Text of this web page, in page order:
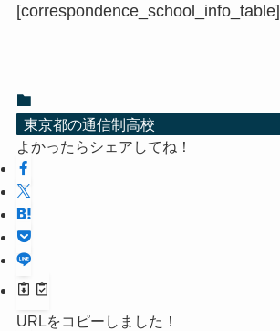
[correspondence_school_info_table]
東京都の通信制高校
よかったらシェアしてね！
URLをコピーしました！